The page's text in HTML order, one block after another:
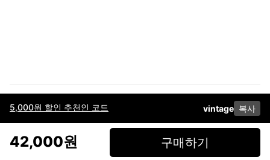
5,000원 할인 추천인 코드 vintage 복사
42,000원 구매하기
이용약관고객센터판매개인정보 처리방침사업자 정보다운로드
페이스북